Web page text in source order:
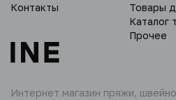
Интернет магазин пряжи,
Контакты
Товары
Каталог
Прочее